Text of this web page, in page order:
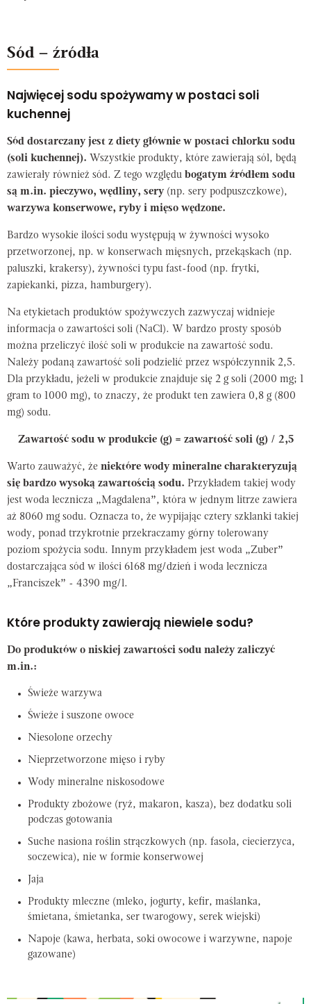
Sód – źródła
Najwięcej sodu spożywamy w postaci soli
kuchennej
Sód dostarczany jest z diety głównie w postaci chlorku sodu
(soli kuchennej). Wszystkie produkty, które zawierają sól, będą
zawierały również sód. Z tego względu bogatym źródłem sodu
są m.in. pieczywo, wędliny, sery (np. sery podpuszczkowe),
warzywa konserwowe, ryby i mięso wędzone.
Bardzo wysokie ilości sodu występują w żywności wysoko
przetworzonej, np. w konserwach mięsnych, przekąskach (np.
paluszki, krakersy), żywności typu fast-food (np. frytki,
zapiekanki, pizza, hamburgery).
Na etykietach produktów spożywczych zazwyczaj widnieje
informacja o zawartości soli (NaCl). W bardzo prosty sposób
można przeliczyć ilość soli w produkcie na zawartość sodu.
Należy podaną zawartość soli podzielić przez współczynnik 2,5.
Dla przykładu, jeżeli w produkcie znajduje się 2 g soli (2000 mg; 1
gram to 1000 mg), to znaczy, że produkt ten zawiera 0,8 g (800
mg) sodu.
Zawartość sodu w produkcie (g) = zawartość soli (g) / 2,5
Warto zauważyć, że niektóre wody mineralne charakteryzują
się bardzo wysoką zawartością sodu. Przykładem takiej wody
jest woda lecznicza „Magdalena”, która w jednym litrze zawiera
aż 8060 mg sodu. Oznacza to, że wypijając cztery szklanki takiej
wody, ponad trzykrotnie przekraczamy górny tolerowany
poziom spożycia sodu. Innym przykładem jest woda „Zuber”
dostarczająca sód w ilości 6168 mg/dzień i woda lecznicza
„Franciszek” - 4390 mg/l.
Które produkty zawierają niewiele sodu?
Do produktów o niskiej zawartości sodu należy zaliczyć
m.in.:
Świeże warzywa
Świeże i suszone owoce
Niesolone orzechy
Nieprzetworzone mięso i ryby
Wody mineralne niskosodowe
Produkty zbożowe (ryż, makaron, kasza), bez dodatku soli
podczas gotowania
Suche nasiona roślin strączkowych (np. fasola, ciecierzyca,
soczewica), nie w formie konserwowej
Jaja
Produkty mleczne (mleko, jogurty, kefir, maślanka,
śmietana, śmietanka, ser twarogowy, serek wiejski)
Napoje (kawa, herbata, soki owocowe i warzywne, napoje
gazowane)